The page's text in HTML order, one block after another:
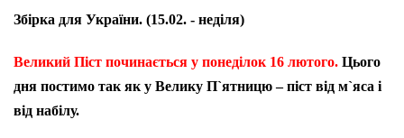
Збірка для України. (15.02. - неділя)
Великий Піст починається у понеділок 16 лютого. Цього
дня постимо так як у Велику П`ятницю – піст від м`яса і
від набілу.